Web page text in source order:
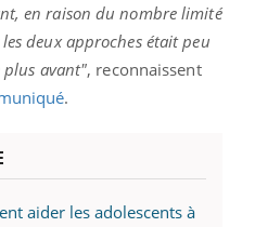
en raison du nombre limité
deux approches était peu
plus avant", reconnaissent
.
aider les adolescents à